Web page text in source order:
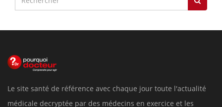
Le site santé de référence avec chaque jour toute l'actualité
médicale decryptée par des médecins en exercice et les